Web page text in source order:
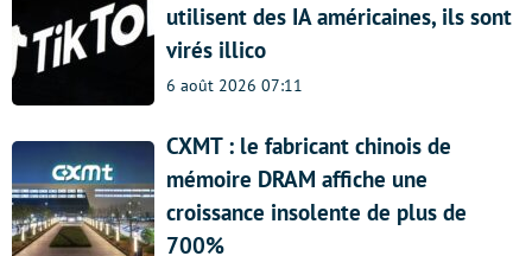
utilisent des IA américaines, ils sont
virés illico
6 août 2026 07:11
CXMT : le fabricant chinois de
mémoire DRAM affiche une
croissance insolente de plus de
700%